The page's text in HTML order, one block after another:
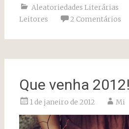
Aleatoriedades Literárias
Leitores
2 Comentários
Que venha 2012!
1 de janeiro de 2012 Mi